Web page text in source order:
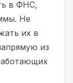
в ФНС,
Не
их в
из